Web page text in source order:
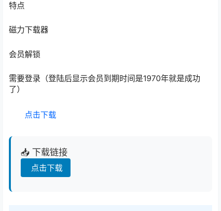
特点
磁力下载器
会员解锁
需要登录（登陆后显示会员到期时间是1970年就是成功
了）
点击下载
📥 下载链接
点击下载